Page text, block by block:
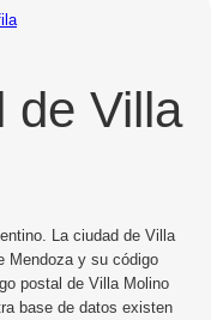
de Villa
La ciudad de Villa
Mendoza y su código
postal de Villa Molino
base de datos existen